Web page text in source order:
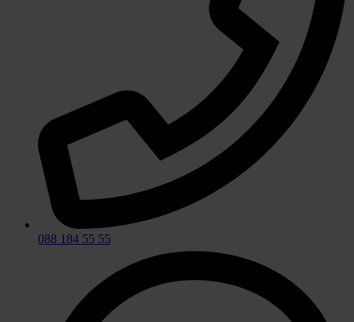
088 184 55 55